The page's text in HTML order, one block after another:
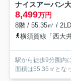
ナイスアーバン
8,499万円
8階 / 55.35㎡ /
横須賀線「西大
駅から徒歩9分圏内
面積は55.35㎡とな